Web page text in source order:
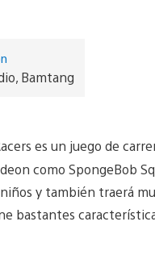
Bamtang
es un juego de
como SpongeBob
y también traerá
bastantes